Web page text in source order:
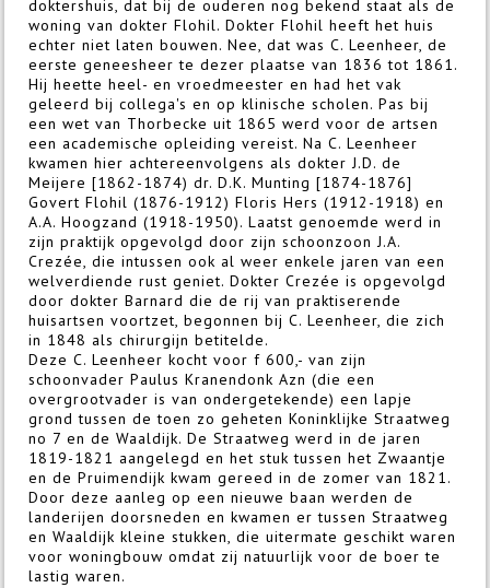
doktershuis, dat bij de ouderen nog bekend staat als de
woning van dokter Flohil. Dokter Flohil heeft het huis
echter niet laten bouwen. Nee, dat was C. Leenheer, de
eerste geneesheer te dezer plaatse van 1836 tot 1861.
Hij heette heel- en vroedmeester en had het vak
geleerd bij collega's en op klinische scholen. Pas bij
een wet van Thorbecke uit 1865 werd voor de artsen
een academische opleiding vereist. Na C. Leenheer
kwamen hier achtereenvolgens als dok­ter J.D. de
Meijere [1862-1874) dr. D.K. Munting [1874-1876]
Govert Flohil (1876-1912) Floris Hers (1912-1918) en
A.A. Hoogzand (1918-1950). Laatst genoemde werd in
zijn praktijk opgevolgd door zijn schoonzoon J.A.
Crezée, die intussen ook al weer enkele jaren van een
welverdiende rust geniet. Dokter Crezée is opgevolgd
door dokter Barnard die de rij van praktiserende
huisartsen voortzet, begonnen bij C. Leenheer, die zich
in 1848 als chirurgijn betitelde.
Deze C. Leenheer kocht voor f 600,- van zijn
schoonvader Paulus Kranendonk Azn (die een
overgrootvader is van ondergetekende) een lapje
grond tussen de toen zo geheten Koninklijke Straatweg
no 7 en de Waaldijk. De Straatweg werd in de jaren
1819-1821 aangelegd en het stuk tussen het Zwaantje
en de Pruimendijk kwam gereed in de zomer van 1821.
Door deze aanleg op een nieuwe baan werden de
landerijen doorsneden en kwamen er tussen Straatweg
en Waaldijk kleine stukken, die uitermate geschikt waren
voor woningbouw omdat zij natuurlijk voor de boer te
lastig waren.